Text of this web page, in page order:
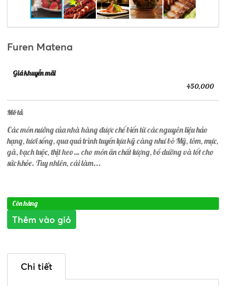
Furen Matena
Giá khuyễn mãi
450,000
Mô tả
Các món nướng của nhà hàng được chế biến từ các nguyên liệu hảo
hạng, tươi sống, qua quá trình tuyển lựa kỹ càng như bò Mỹ, tôm, mực,
gà, bạch tuộc, thịt heo… cho món ăn chất lượng, bổ dưỡng và tốt cho
sức khỏe. Tuy nhiên, cái làm...
Còn hàng
Thêm vào giỏ
Chi tiết